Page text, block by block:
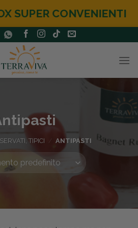
CONVENIENTI |
TIPICI ANTIPASTI